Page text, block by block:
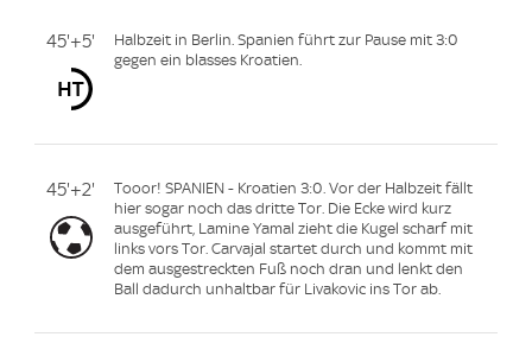
45'+5'
Halbzeit in Berlin. Spanien führt zur Pause mit 3:0
gegen ein blasses Kroatien.
45'+2'
Tooor! SPANIEN - Kroatien 3:0. Vor der Halbzeit fällt
hier sogar noch das dritte Tor. Die Ecke wird kurz
ausgeführt, Lamine Yamal zieht die Kugel scharf mit
links vors Tor. Carvajal startet durch und kommt mit
dem ausgestreckten Fuß noch dran und lenkt den
Ball dadurch unhaltbar für Livakovic ins Tor ab.